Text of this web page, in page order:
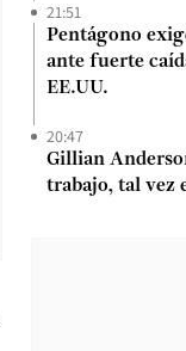
21:51
Pentágono
ante fuerte
EE.UU.
20:47
Gillian
trabajo, tal vez